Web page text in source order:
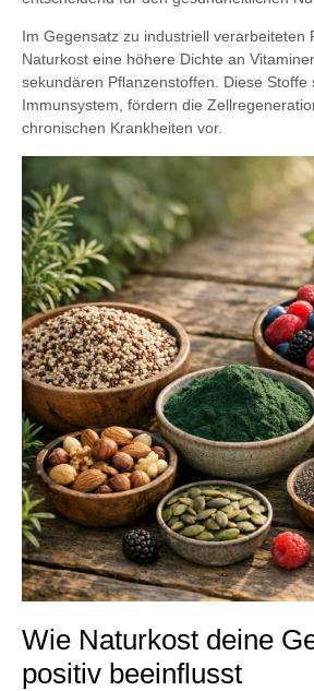
Im Gegensatz zu industriell verarbeiteten
Naturkost eine höhere Dichte an
sekundären Pflanzenstoffen. Diese Stoffe
Immunsystem, fördern die
chronischen Krankheiten vor.
Wie Naturkost deine
positiv beeinflusst